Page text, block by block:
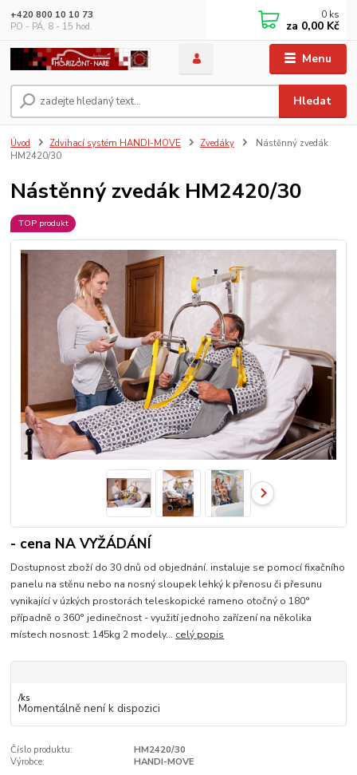
Menu
Hledat
+420 800 10 10 73
PO - PÁ, 8 - 15 hod.
0 ks
za 0,00 Kč
Úvod Zdvihací systém HANDI-MOVE Zvedáky
Nástěnný zvedák
HM2420/30
Nástěnný zvedák HM2420/30
TOP produkt
- cena NA VYŽÁDÁNÍ
Dostupnost zboží do 30 dnů od objednání. instaluje se pomocí fixačního
panelu na stěnu nebo na nosný sloupek lehký k přenosu či přesunu
vynikající v úzkých prostorách teleskopické rameno otočný o 180°
případně o 360° jedinečnost - využití jednoho zařízení na několika
místech nosnost: 145kg 2 modely... celý popis
/ks
Momentálně není k dispozici
Číslo produktu:
HM2420/30
Výrobce:
HANDI-MOVE